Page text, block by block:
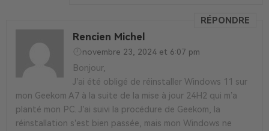
Rencien Michel
novembre 23, 2024 et 6:07 pm
RÉPONDRE
Bonjour,
J’ai été obligé de réinstaller Windows 11 sur
mon Geekom A7 à la suite de la mise à jour 24H2 qui m’a
planté mon PC. J’ai suivi la procédure de Geekom, la
réinstallation s’est bien passée, mais mon Windows ne